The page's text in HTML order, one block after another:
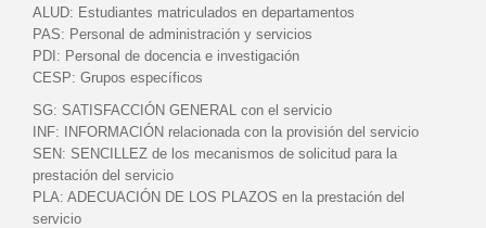
ALUD: Estudiantes matriculados en departamentos
PAS: Personal de administración y servicios
PDI: Personal de docencia e investigación
CESP: Grupos específicos
SG: SATISFACCIÓN GENERAL con el servicio
INF:
INFORMACIÓN relacionada con la provisión del servicio
SEN: SENCILLEZ de los mecanismos de solicitud para la
prestación del servicio
PLA: ADECUACIÓN DE LOS PLAZOS en la prestación del
servicio